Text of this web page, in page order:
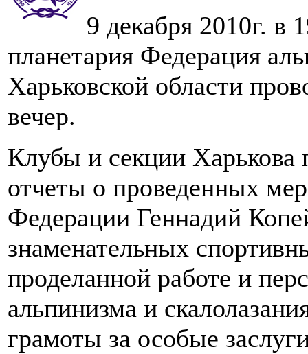
9 декабря 2010г. в
планетария Федерация
Харьковской области
вечер.
Клубы и секции Харькова
отчеты о проведенных
Федерации Геннадий
знаменательных
проделанной работе и
альпинизма и
грамоты за особые